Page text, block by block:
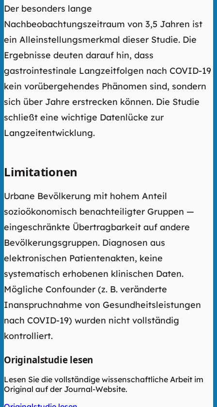
Der besonders lange
Nachbeobachtungszeitraum von 3,5 Jahren ist
ein Alleinstellungsmerkmal dieser Studie. Die
Ergebnisse deuten darauf hin, dass
gastrointestinale Langzeitfolgen nach COVID-19
kein vorübergehendes Phänomen sind, sondern
sich über Jahre erstrecken können. Die Studie
schließt eine wichtige Datenlücke zur
Langzeitentwicklung.
Limitationen
Urbane Bevölkerung mit hohem Anteil
sozioökonomisch benachteiligter Gruppen —
eingeschränkte Übertragbarkeit auf andere
Bevölkerungsgruppen. Diagnosen aus
elektronischen Patientenakten, keine
systematisch erhobenen klinischen Daten.
Mögliche Confounder (z. B. veränderte
Inanspruchnahme von Gesundheitsleistungen
nach COVID-19) wurden nicht vollständig
kontrolliert.
Originalstudie lesen
Lesen Sie die vollständige wissenschaftliche Arbeit im
Original auf der Journal-Website.